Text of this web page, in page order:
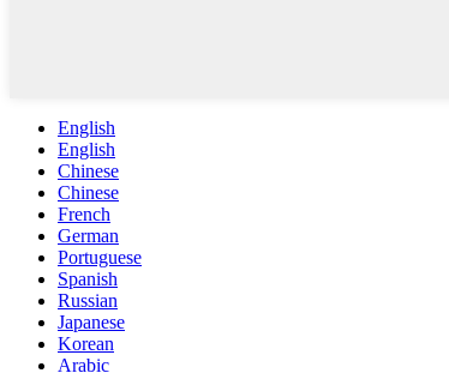
English
English
Chinese
Chinese
French
German
Portuguese
Spanish
Russian
Japanese
Korean
Arabic